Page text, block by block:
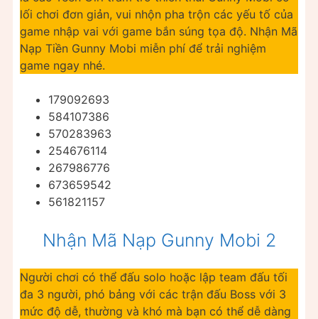
lối chơi đơn giản, vui nhộn pha trộn các yếu tố của
game nhập vai với game bắn súng tọa độ. Nhận Mã
Nạp Tiền Gunny Mobi miễn phí để trải nghiệm
game ngay nhé.
179092693
584107386
570283963
254676114
267986776
673659542
561821157
Nhận Mã Nạp Gunny Mobi 2
Người chơi có thể đấu solo hoặc lập team đấu tối
đa 3 người, phó bảng với các trận đấu Boss với 3
mức độ dễ, thường và khó mà bạn có thể dễ dàng